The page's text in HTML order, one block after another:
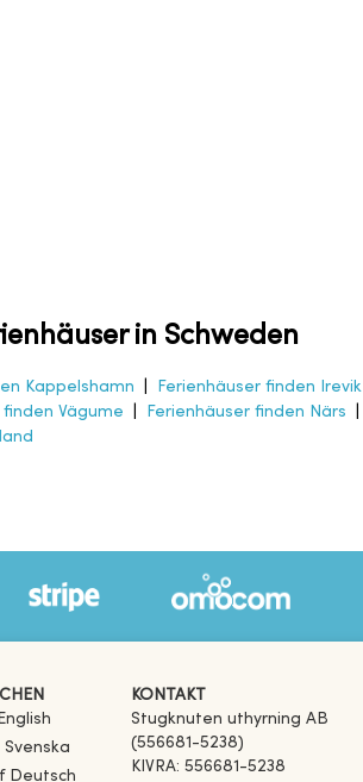
in Schweden
Kappelshamn Ferienhäuser finden Irevik
finden Vägume Ferienhäuser finden Närs
Deutsch
KONTAKT
Stugknuten uthyrning AB
(556681-5238)
KIVRA: 556681-5238